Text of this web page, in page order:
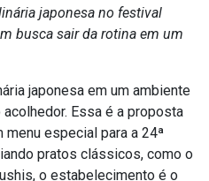
japonesa no festival
busca sair da rotina em um
japonesa em um ambiente
Essa é a proposta
especial para a 24ª
pratos clássicos, como o
o estabelecimento é o